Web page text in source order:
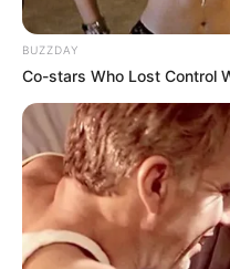
BUZZDAY
Co-stars Who Lost Control